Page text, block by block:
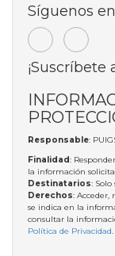
Síguenos
¡Suscríbete
Responsable:
Finalidad:
la información
Destinatarios:
Derechos: Acceder,
se indica en la
consultar la
Política de Privacidad.